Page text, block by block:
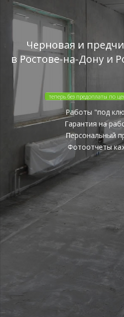
Черновая и
в Ростове-на-Дону и
теперь без предоплаты по
Работы "под
Гарантия на
Персональный
Фотоотчеты